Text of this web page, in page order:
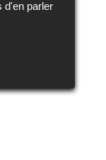
d'en parler